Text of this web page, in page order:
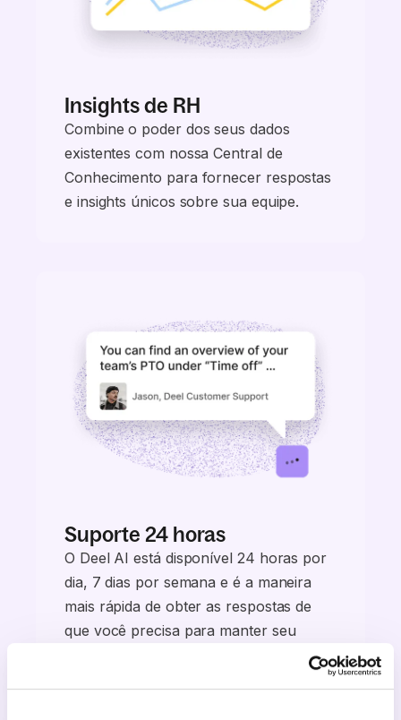
Insights de RH
Combine o poder dos seus dados
existentes com nossa Central de
Conhecimento para fornecer respostas
e insights únicos sobre sua equipe.
Suporte 24 horas
O Deel AI está disponível 24 horas por
dia, 7 dias por semana e é a maneira
mais rápida de obter as respostas de
que você precisa para manter seu